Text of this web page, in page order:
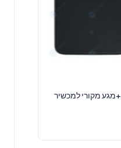
OnePlus החלפת מסך LCD+מגע מקורי למכשיר